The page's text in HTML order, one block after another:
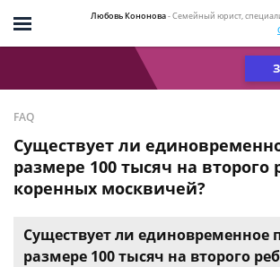
Любовь Кононова- Семейный юрист,
FAQ
Существует ли
размере 100 тысяч на второго
коренных москвичей?
Существует ли единовременное
размере 100 тысяч на второго